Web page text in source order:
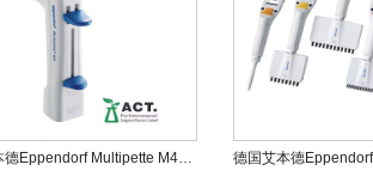
德国艾本德Eppendorf Multipette M4手动分液器